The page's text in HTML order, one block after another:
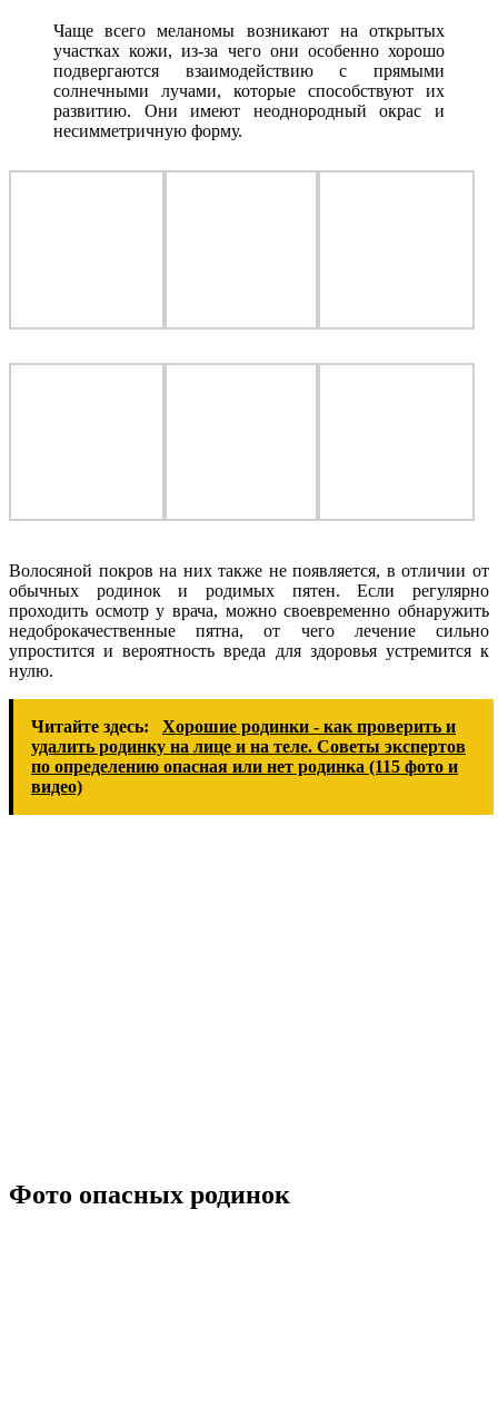
Чаще всего меланомы возникают на открытых
участках кожи, из-за чего они особенно хорошо
подвергаются взаимодействию с прямыми
солнечными лучами, которые способствуют их
развитию. Они имеют неоднородный окрас и
несимметричную форму.
Волосяной покров на них также не появляется, в отличии от
обычных родинок и родимых пятен. Если регулярно
проходить осмотр у врача, можно своевременно обнаружить
недоброкачественные пятна, от чего лечение сильно
упростится и вероятность вреда для здоровья устремится к
нулю.
Читайте здесь:
Хорошие родинки - как проверить и
удалить родинку на лице и на теле. Советы экспертов
по определению опасная или нет родинка (115 фото и
видео)
Фото опасных родинок